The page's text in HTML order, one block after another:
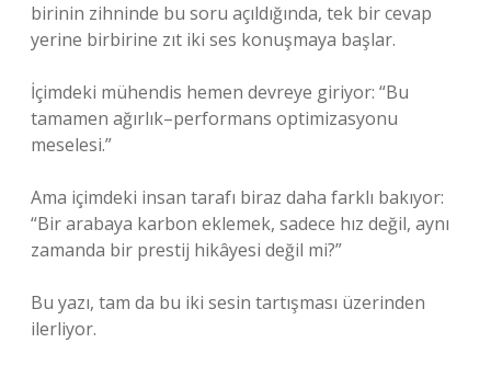
birinin zihninde bu soru açıldığında, tek bir cevap
yerine birbirine zıt iki ses konuşmaya başlar.
İçimdeki mühendis hemen devreye giriyor: “Bu
tamamen ağırlık–performans optimizasyonu
meselesi.”
Ama içimdeki insan tarafı biraz daha farklı bakıyor:
“Bir arabaya karbon eklemek, sadece hız değil, aynı
zamanda bir prestij hikâyesi değil mi?”
Bu yazı, tam da bu iki sesin tartışması üzerinden
ilerliyor.